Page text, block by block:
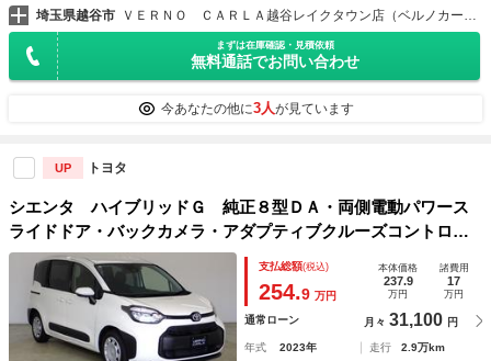
埼玉県越谷市
まずは在庫確認・見積依頼
無料通話でお問い合わせ
今あなたの他に3人が見ています
UP トヨタ
シエンタ ハイブリッドＧ 純正８型ＤＡ・両側電動パワース
ライドドア・バックカメラ・アダプティブクルーズコントロー
ル・レーンキープアシスト・衝突軽減ブレーキ・ブラインドス
ポットモニター・ＬＥＤヘッドライト・障害物センサー・ＥＴ
支払総額(税込)
254.9 万円
本体価格
237.9
万円
諸費用
17
万円
通常ローン 月々 31,100 円
年式 2023年 走行
2.9万km